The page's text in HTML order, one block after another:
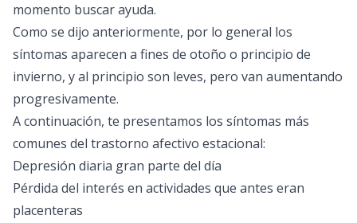
momento buscar ayuda.
Como se dijo anteriormente, por lo general los
síntomas aparecen a fines de otoño o principio de
invierno, y al principio son leves, pero van aumentando
progresivamente.
A continuación, te presentamos los síntomas más
comunes del trastorno afectivo estacional:
Depresión diaria gran parte del día
Pérdida del interés en actividades que antes eran
placenteras